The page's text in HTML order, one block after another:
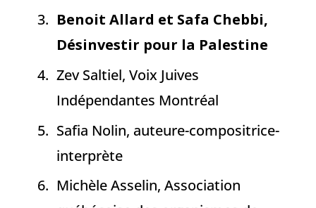
Benoit Allard et Safa Chebbi,
Désinvestir pour la Palestine
Zev Saltiel, Voix Juives
Indépendantes Montréal
Safia Nolin, auteure-compositrice-
interprète
Michèle Asselin, Association